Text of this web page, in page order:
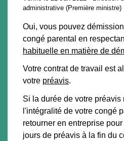
administrative (Première ministre)
Oui, vous pouvez
congé parental en
habituelle en matière de
Votre contrat de travail est
votre préavis.
Si la durée de votre préavis
l'intégralité de votre congé
retourner en entreprise
jours de préavis à la fin du